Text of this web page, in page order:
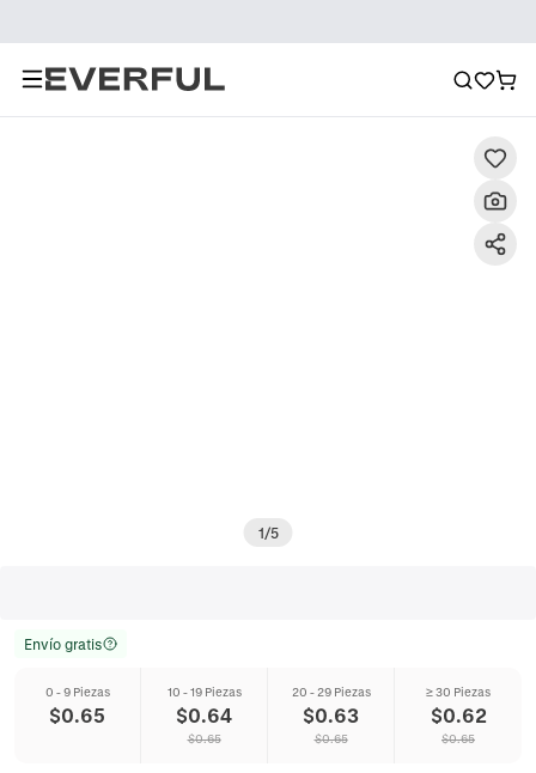
1/5
Envío gratis
0 - 9 Piezas
$0.65
10 - 19 Piezas
$0.64
$0.65
20 - 29 Piezas
$0.63
$0.65
≥ 30 Piezas
$0.62
$0.65